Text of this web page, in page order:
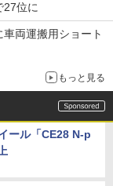
27位に
両運搬用ショート
もっと見る
ール「CE28 N-p